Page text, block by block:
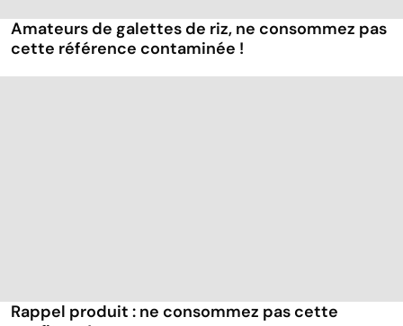
Amateurs de galettes de riz, ne consommez pas
cette référence contaminée !
Rappel produit : ne consommez pas cette